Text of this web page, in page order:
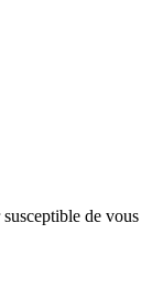
de vous